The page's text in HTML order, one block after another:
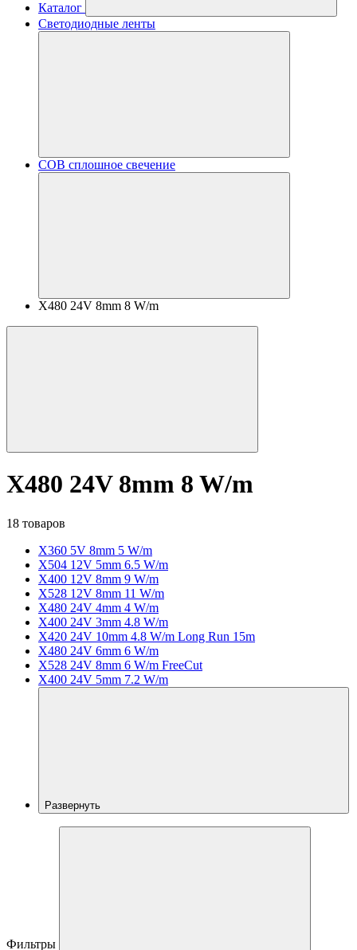
Каталог
Светодиодные ленты
COB сплошное свечение
X480 24V 8mm 8 W/m
X480 24V 8mm 8 W/m
18 товаров
X360 5V 8mm 5 W/m
X504 12V 5mm 6.5 W/m
X400 12V 8mm 9 W/m
X528 12V 8mm 11 W/m
X480 24V 4mm 4 W/m
X400 24V 3mm 4.8 W/m
X420 24V 10mm 4.8 W/m Long Run 15m
X480 24V 6mm 6 W/m
X528 24V 8mm 6 W/m FreeCut
X400 24V 5mm 7.2 W/m
Развернуть
Фильтры